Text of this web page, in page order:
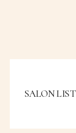
SALON LIST